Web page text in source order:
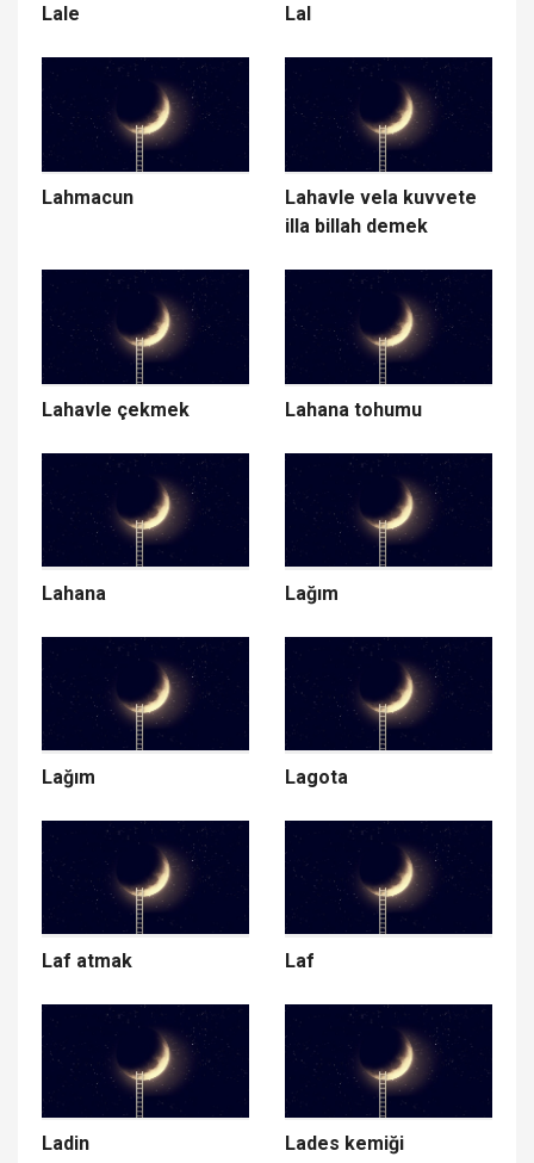
Lale Lal
Lahmacun
Lahavle vela kuvvete
illa billah demek
Lahavle çekmek Lahana tohumu
Lahana Lağım
Lağım Lagota
Laf atmak Laf
Ladin Lades kemiği